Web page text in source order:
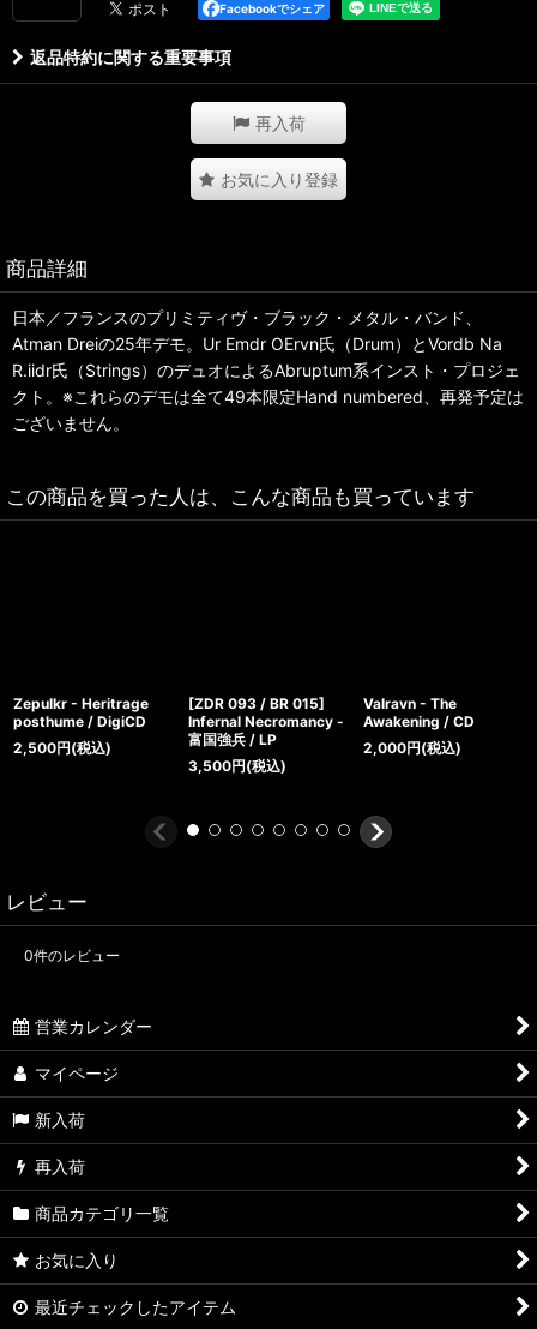
Facebookでシェア
返品特約に関する重要事項
再入荷
お気に入り登録
商品詳細
日本／フランスのプリミティヴ・ブラック・メタル・バンド、
Atman Dreiの25年デモ。Ur Emdr OErvn氏（Drum）とVordb Na
R.iidr氏（Strings）のデュオによるAbruptum系インスト・プロジェ
クト。※これらのデモは全て49本限定Hand numbered、再発予定は
ございません。
この商品を買った人は、こんな商品も買っています
Zepulkr - Heritrage
posthume / DigiCD
2,500円(税込)
[ZDR 093 / BR 015]
Infernal Necromancy -
富国強兵 / LP
3,500円(税込)
Valravn - The
Awakening / CD
2,000円(税込)
レビュー
0件のレビュー
営業カレンダー
マイページ
新入荷
再入荷
商品カテゴリ一覧
お気に入り
最近チェックしたアイテム